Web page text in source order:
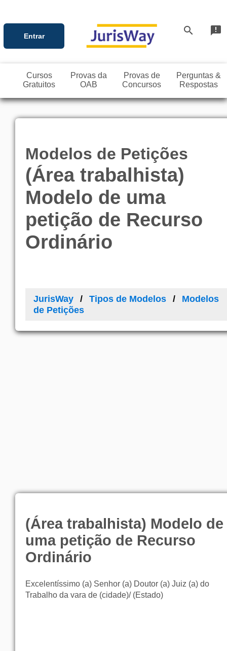
Entrar search announcement
Cursos
Gratuitos
Provas da
OAB
Provas de
Concursos
Perguntas &
Respostas
Modelos de Petições
(Área trabalhista)
Modelo de uma
petição de Recurso
Ordinário
JurisWay Tipos de Modelos
Modelos
de Petições
(Área trabalhista) Modelo de
uma petição de Recurso
Ordinário
Excelentíssimo (a) Senhor (a) Doutor (a) Juiz (a) do
Trabalho da vara de (cidade)/ (Estado)